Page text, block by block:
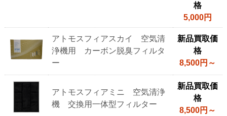
格
5,000円
アトモスフィアスカイ 空気清
浄機用 カーボン脱臭フィルタ
ー
新品買取価
格
8,500円～
アトモスフィアミニ 空気清浄
機 交換用一体型フィルター
新品買取価
格
8,500円～